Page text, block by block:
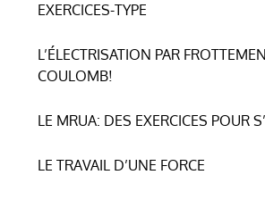
EXERCICES-TYPE
L’ÉLECTRISATION PAR
COULOMB!
LE MRUA: DES EXERCICES POUR
LE TRAVAIL D’UNE FORCE